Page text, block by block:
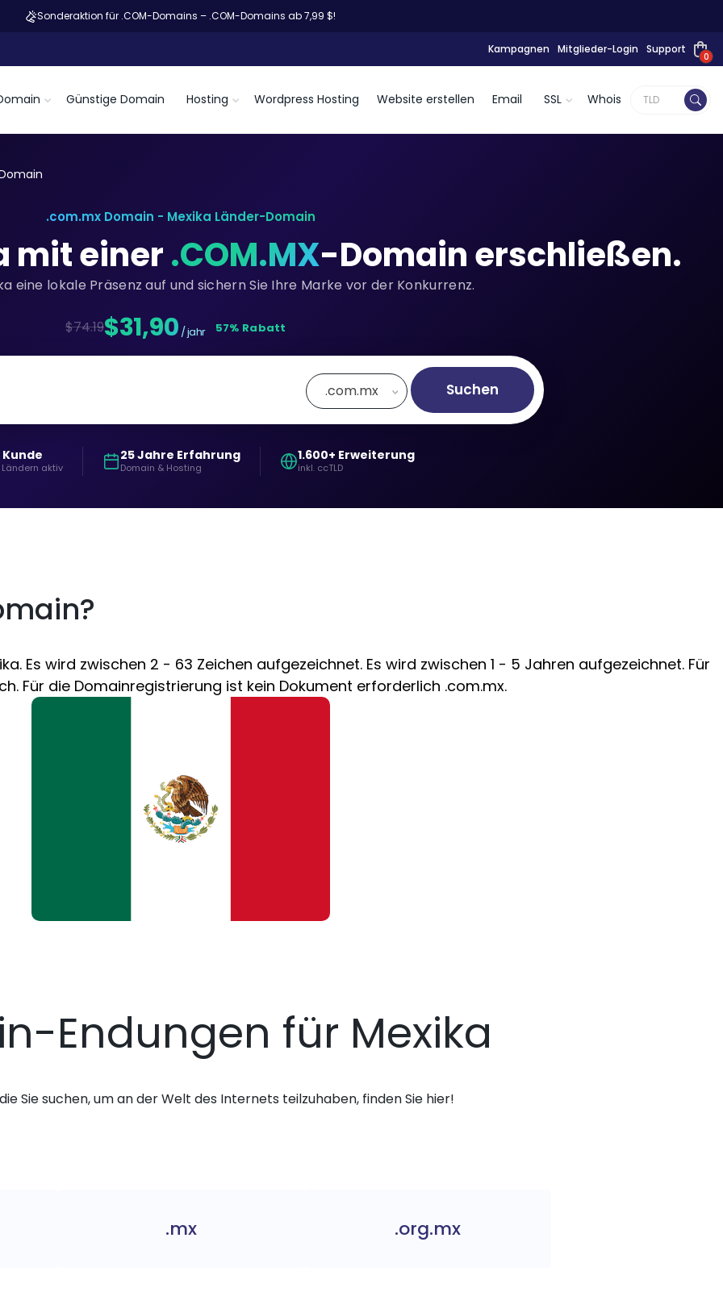
Sonderaktion für .COM-Domains – .COM-Domains ab 7,99 $!
Kampagnen Mitglieder-Login Support
0
Günstige Domain Hosting Wordpress Hosting Website erstellen Email SSL Whois
.com.mx Domain - Mexika Länder-Domain
mit einer.COM.MX-Domain erschließen.
eine lokale Präsenz auf und sichern Sie Ihre Marke vor der Konkurrenz.
$74.19$31,90 / jahr 57% Rabatt
.com.mx Suchen
Kunde
aktiv
25 Jahre Erfahrung
Domain & Hosting
1.600+ Erweiterung
inkl. ccTLD
Es wird zwischen 2 - 63 Zeichen aufgezeichnet. Es wird zwischen 1 - 5 Jahren aufgezeichnet. Für
Für die Domainregistrierung ist kein Dokument erforderlich .com.mx.
Endungen für Mexika
Sie suchen, um an der Welt des Internets teilzuhaben, finden Sie hier!
.mx .org.mx